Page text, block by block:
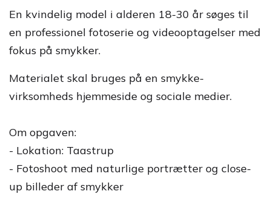
En kvindelig model i alderen 18-30 år søges til
en professionel fotoserie og videooptagelser med
fokus på smykker.
Materialet skal bruges på en smykke-
virksomheds hjemmeside og sociale medier.
Om opgaven:
- Lokation: Taastrup
- Fotoshoot med naturlige portrætter og close-
up billeder af smykker